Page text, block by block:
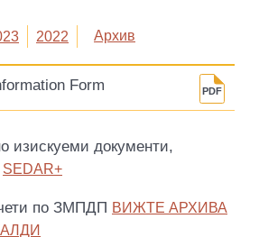
2022 Архив
Form
изискуеми документи,
SEDAR+
по ЗМПДП ВИЖТЕ АРХИВА